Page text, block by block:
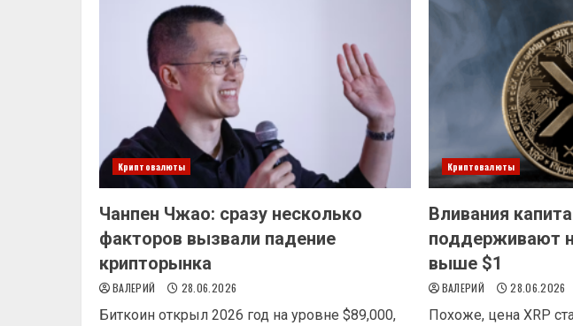
Криптовалюты
Чанпен Чжао: сразу несколько
факторов вызвали падение
крипторынка
ВАЛЕРИЙ 28.06.2026
Биткоин открыл 2026 год на уровне $89,000,
Криптовалюты
Вливания
поддерживают
выше $1
ВАЛЕРИЙ 28.06.2026
Похоже, цена XRP